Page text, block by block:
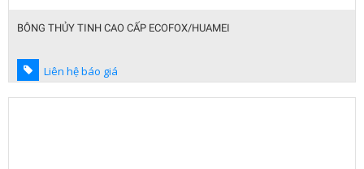
BÔNG THỦY TINH CAO CẤP ECOFOX/HUAMEI
Liên hệ báo giá